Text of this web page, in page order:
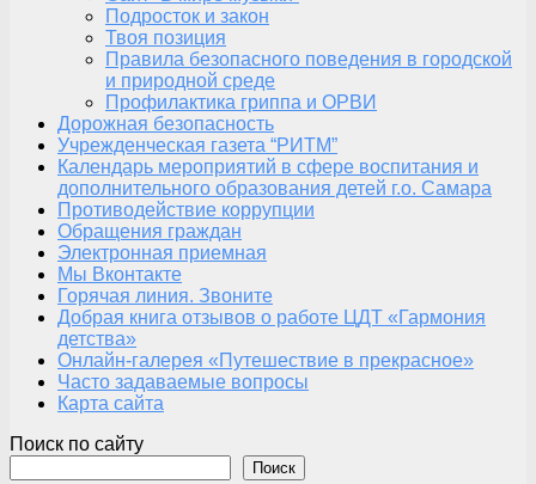
Подросток и закон
Твоя позиция
Правила безопасного поведения в городской
и природной среде
Профилактика гриппа и ОРВИ
Дорожная безопасность
Учрежденческая газета “РИТМ”
Календарь мероприятий в сфере воспитания и
дополнительного образования детей г.о. Самара
Противодействие коррупции
Обращения граждан
Электронная приемная
Мы Вконтакте
Горячая линия. Звоните
Добрая книга отзывов о работе ЦДТ «Гармония
детства»
Онлайн-галерея «Путешествие в прекрасное»
Часто задаваемые вопросы
Карта сайта
Поиск по сайту
Поиск